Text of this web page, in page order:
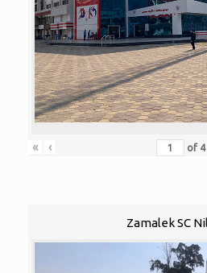
« ‹ of 4
Zamalek SC